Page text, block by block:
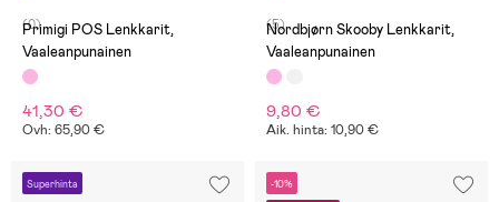
(0)
Primigi POS Lenkkarit,
Vaaleanpunainen
41,30 €
Ovh: 65,90 €
(5)
Nordbjørn Skooby Lenkkarit,
Vaaleanpunainen
9,80 €
Aik. hinta: 10,90 €
Superhinta -10%